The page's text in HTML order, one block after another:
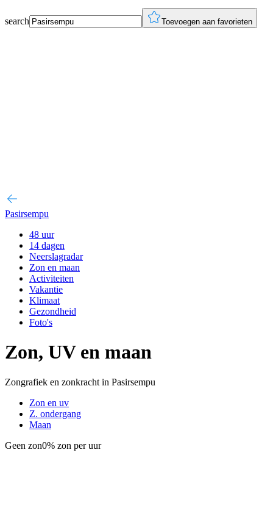
search Toevoegen aan favorieten
Pasirsempu
48 uur
14 dagen
Neerslagradar
Zon en maan
Activiteiten
Vakantie
Klimaat
Gezondheid
Foto's
Zon, UV en maan
Zongrafiek en zonkracht in Pasirsempu
Zon en uv
Z. ondergang
Maan
Geen zon0% zon per uur